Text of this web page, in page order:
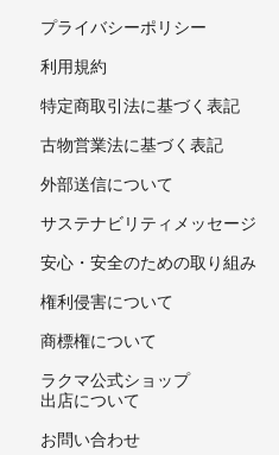
プライバシーポリシー
利用規約
特定商取引法に基づく表記
古物営業法に基づく表記
外部送信について
サステナビリティメッセージ
安心・安全のための取り組み
権利侵害について
商標権について
ラクマ公式ショップ
出店について
お問い合わせ